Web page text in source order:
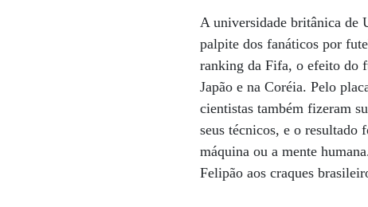
A universidade britânica de
palpite dos fanáticos por
ranking da Fifa, o efeito do
Japão e na Coréia. Pelo
cientistas também fizeram
seus técnicos, e o resultado
máquina ou a mente
Felipão aos craques